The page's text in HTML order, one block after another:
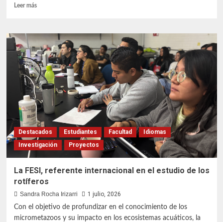
Leer másLeer
Nancy
Viorato:
Primera
doctora
en
Enfermería
formada
en
la
UNAM
Destacados Estudiantes Facultad
Idiomas
Investigación
Proyectos
La FESI, referente internacional en el estudio de los
rotíferos
Sandra Rocha Irizarri
1 julio, 2026
Con el objetivo de profundizar en el conocimiento de los
micrometazoos y su impacto en los ecosistemas acuáticos, la